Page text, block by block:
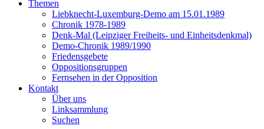
Themen
Liebknecht-Luxemburg-Demo am 15.01.1989
Chronik 1978-1989
Denk-Mal (Leipziger Freiheits- und Einheitsdenkmal)
Demo-Chronik 1989/1990
Friedensgebete
Oppositionsgruppen
Fernsehen in der Opposition
Kontakt
Über uns
Linksammlung
Suchen